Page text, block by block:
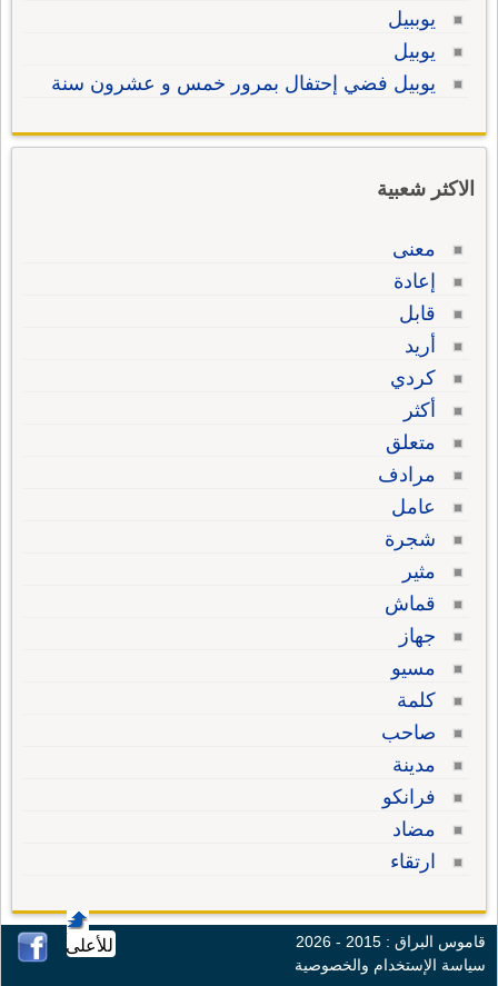
يوببيل
يوبيل
يوبيل فضي إحتفال بمرور خمس و عشرون سنة
الاكثر شعبية
معنى
إعادة
قابل
أريد
كردي
أكثر
متعلق
مرادف
عامل
شجرة
مثير
قماش
جهاز
مسيو
كلمة
صاحب
مدينة
فرانكو
مضاد
ارتقاء
للأعلى
قاموس البراق : 2015 - 2026
سياسة الإستخدام والخصوصية